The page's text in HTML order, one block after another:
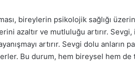
bireylerin psikolojik sağlığı
azaltır ve mutluluğu artırır. Sevgi,
artırır. Sevgi dolu anların
Bu durum, hem bireysel hem de